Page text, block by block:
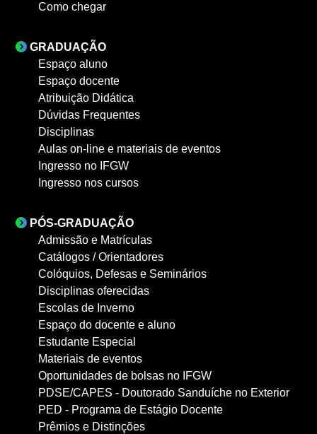
Como chegar
GRADUAÇÃO
Espaço aluno
Espaço docente
Atribuição Didática
Dúvidas Frequentes
Disciplinas
Aulas on-line e materiais de eventos
Ingresso no IFGW
Ingresso nos cursos
PÓS-GRADUAÇÃO
Admissão e Matrículas
Catálogos / Orientadores
Colóquios, Defesas e Seminários
Disciplinas oferecidas
Escolas de Inverno
Espaço do docente e aluno
Estudante Especial
Materiais de eventos
Oportunidades de bolsas no IFGW
PDSE/CAPES - Doutorado Sanduíche no Exterior
PED - Programa de Estágio Docente
Prêmios e Distinções